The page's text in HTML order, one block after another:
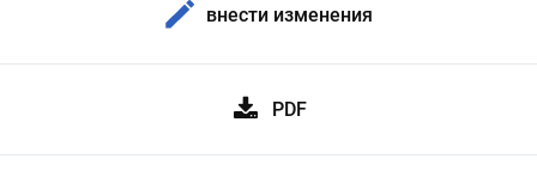
внести изменения
PDF